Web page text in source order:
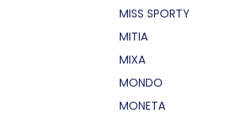
MISS SPORTY
MITIA
MIXA
MONDO
MONETA